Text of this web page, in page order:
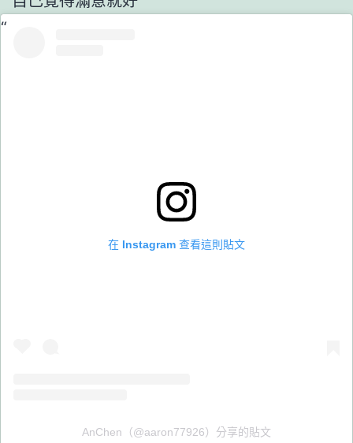
在 Instagram 查看這則貼文
AnChen（@aaron77926）分享的貼文